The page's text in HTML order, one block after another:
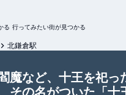
る 行ってみたい街が見つかる
北鎌倉駅
魔など、十王を祀っ
その名がついた「十